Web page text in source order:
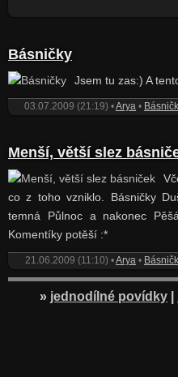
Básničky
Jsem tu zas:) A
03.07.2009 (21:19) •Arya •
Menší, větší slez
co z toho vzniklo. Básničky
temná Půlnoc a nakonec
Komentíky potěší :*
21.06.2009 (11:10) •Arya •
» jednodílné povídky